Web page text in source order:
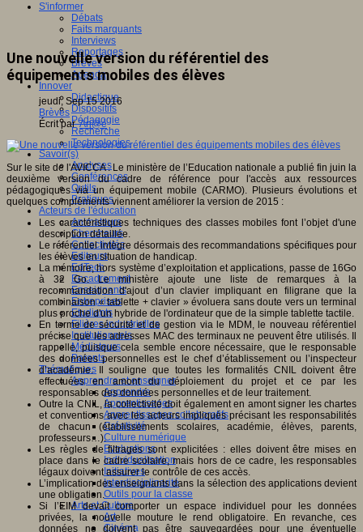
S'informer
Débats
Faits marquants
Interviews
Reportages
Brèves
Agenda
Innover
Didactique
Dispositifs
Pédagogie
Recherche
Technologies
Savoir(s)
Analyses
Conférences
Outils
Pratiques
Acteurs de l'éducation
Animateurs
Chercheurs
Collectivités
Editeurs
EdTech
Encadrement
Enseignants
Entreprises
Etudiants
Filières industrielles
Institutionnels
Médiateurs
Parents
Thématiques
Apprendre et enseigner
Apprendre
Apprentissages
Apprentissages collaboratifs
Créativité
Culture numérique
Evaluations
Individualisation
Initiatives
Interdisciplinarité
Outils pour la classe
Arts et Culture
Art
Cinéma
Une nouvelle version du référentiel des
équipements mobiles des élèves
jeudi, Sep 15 2016
Brèves
Écrit parAn@é
Sur le site de l'AVICCA : Le ministère de l’Education nationale a publié fin juin la
deuxième version du cadre de référence pour l'accès aux ressources
pédagogiques via un équipement mobile (CARMO). Plusieurs évolutions et
quelques compléments viennent améliorer la version de 2015 :
Les caractéristiques techniques des classes mobiles font l’objet d'une
description détaillée.
Le référentiel intègre désormais des recommandations spécifiques pour
les élèves en situation de handicap.
La mémoire, hors système d’exploitation et applications, passe de 16Go
à 32 Go. Le ministère ajoute une liste de remarques à la
recommandation d'ajout d’un clavier impliquant en filigrane que la
combinaison « tablette + clavier » évoluera sans doute vers un terminal
plus proche d'un hybride de l'ordinateur que de la simple tablette tactile.
En terme de sécurité et de gestion via le MDM, le nouveau référentiel
précise que les adresses MAC des terminaux ne peuvent être utilisés. Il
rappelle, puisque cela semble encore nécessaire, que le responsable
des données personnelles est le chef d’établissement ou l’inspecteur
d’académie. Il souligne que toutes les formalités CNIL doivent être
effectuées en amont du déploiement du projet et ce par les
responsables des données personnelles et de leur traitement.
Outre la CNIL, la collectivité doit également en amont signer les chartes
et conventions avec les acteurs impliqués précisant les responsabilités
de chacun (établissements scolaires, académie, élèves, parents,
professeurs…).
Les règles de filtrages sont explicitées : elles doivent être mises en
place dans le cadre scolaire, mais hors de ce cadre, les responsables
légaux doivent assurer le contrôle de ces accès.
L’implication des enseignants dans la sélection des applications devient
une obligation.
Si l’EIM devait comporter un espace individuel pour les données
privées, la nouvelle mouture le rend obligatoire. En revanche, ces
données ne doivent pas être sauvegardées pour une éventuelle